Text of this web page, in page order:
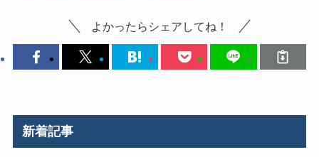
よかったらシェアしてね！
新着記事